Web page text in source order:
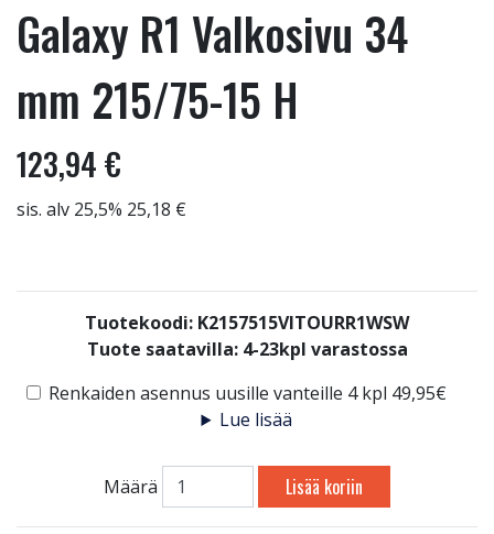
Galaxy R1 Valkosivu 34
mm 215/75-15 H
123,94 €
sis. alv 25,5% 25,18 €
Tuotekoodi: K2157515VITOURR1WSW
Tuote saatavilla: 4-23kpl varastossa
Renkaiden asennus uusille vanteille 4 kpl 49,95€
Lue lisää
Määrä Lisää koriin